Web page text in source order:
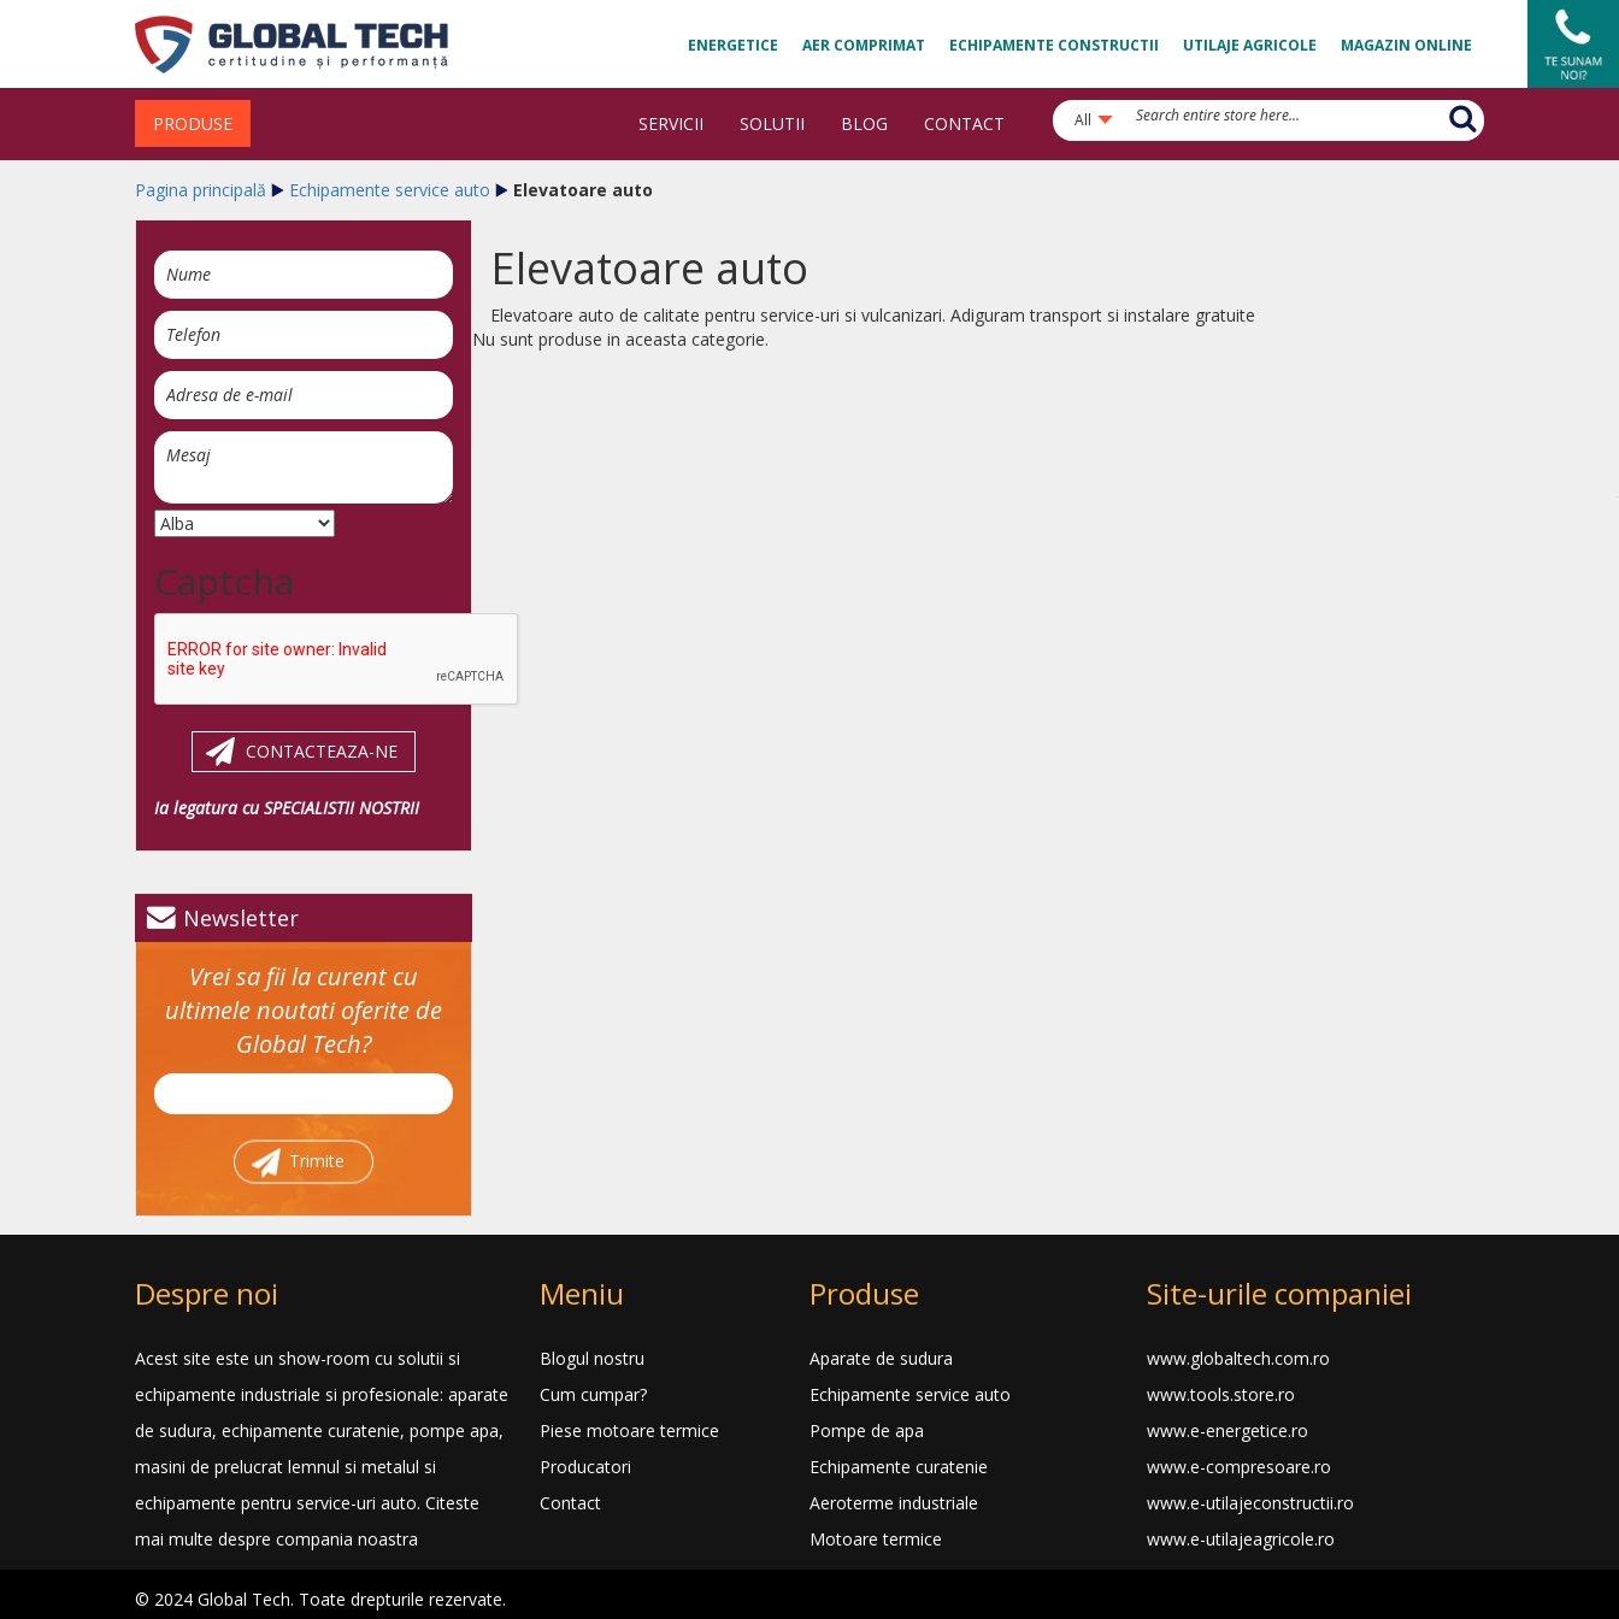
ENERGETICE AER COMPRIMAT ECHIPAMENTE CONSTRUCTII UTILAJE AGRICOLE MAGAZIN ONLINE
PRODUSE SERVICII SOLUTII BLOG CONTACT All
Pagina principală Echipamente service auto Elevatoare auto
Elevatoare auto
Elevatoare auto de calitate pentru service-uri si vulcanizari. Adiguram transport si instalare gratuite
Nu sunt produse in aceasta categorie.
Captcha
CONTACTEAZA-NE
Ia legatura cu SPECIALISTII NOSTRII
Newsletter
Vrei sa fii la curent cu
ultimele noutati oferite de
Global Tech?
Trimite
Despre noi
Acest site este un show-room cu solutii si
echipamente industriale si profesionale: aparate
de sudura, echipamente curatenie, pompe apa,
masini de prelucrat lemnul si metalul si
echipamente pentru service-uri auto. Citeste
mai multe despre compania noastra
Meniu
Blogul nostru
Cum cumpar?
Piese motoare termice
Producatori
Contact
Produse
Aparate de sudura
Echipamente service auto
Pompe de apa
Echipamente curatenie
Aeroterme industriale
Motoare termice
Site-urile companiei
www.globaltech.com.ro
www.tools.store.ro
www.e-energetice.ro
www.e-compresoare.ro
www.e-utilajeconstructii.ro
www.e-utilajeagricole.ro
© 2024 Global Tech. Toate drepturile rezervate.